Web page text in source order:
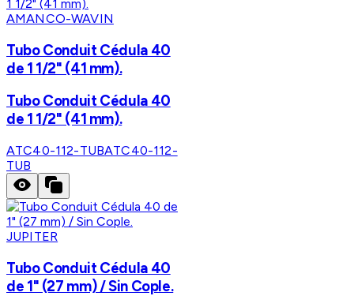
AMANCO-WAVIN
Tubo Conduit Cédula 40
de 1 1/2" (41 mm).
Tubo Conduit Cédula 40
de 1 1/2" (41 mm).
ATC40-112-TUBATC40-112-
TUB
JUPITER
Tubo Conduit Cédula 40
de 1" (27 mm) / Sin Cople.